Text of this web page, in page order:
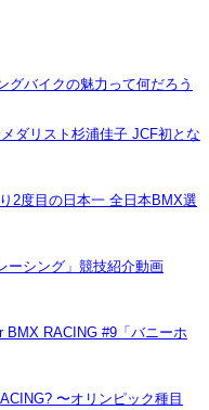
グバイクの魅力って何だろう
ダリスト杉浦佳子 JCF初とな
2度目の日本一 全日本BMX選
ーシング」競技紹介動画
BMX RACING #9「バニーホ
〜オリンピック種目